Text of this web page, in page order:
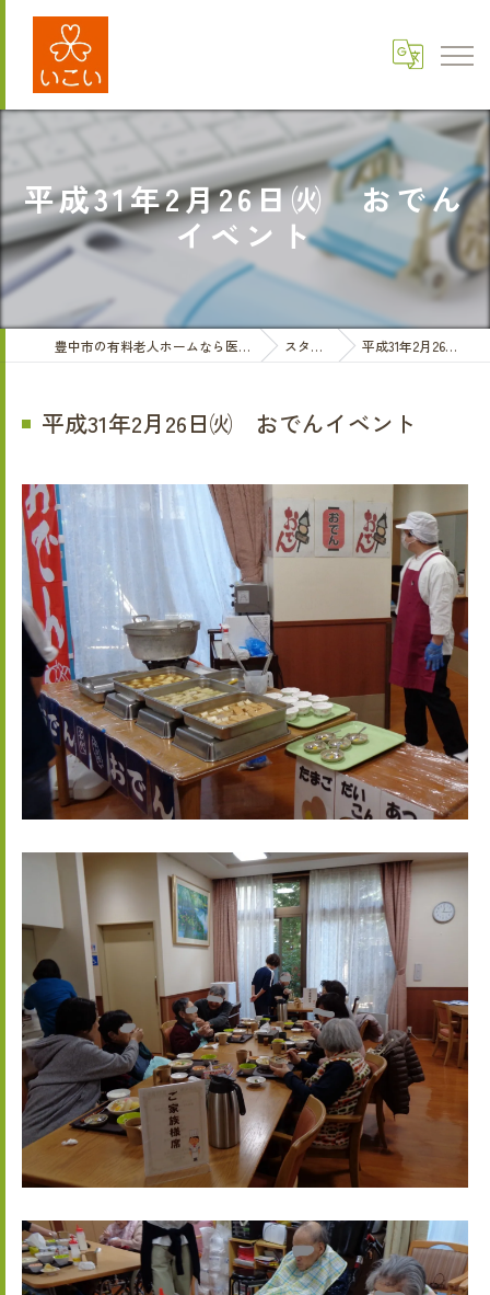
平成31年2月26日㈫ おでん
イベント
豊中市の有料老人ホームなら医療法人三和会 有料老人ホームいこい スタッフブログ 平成31年2月26日㈫ おでんイベント
平成31年2月26日㈫ おでんイベント